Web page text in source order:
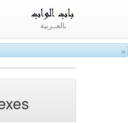
×
بالعــربية